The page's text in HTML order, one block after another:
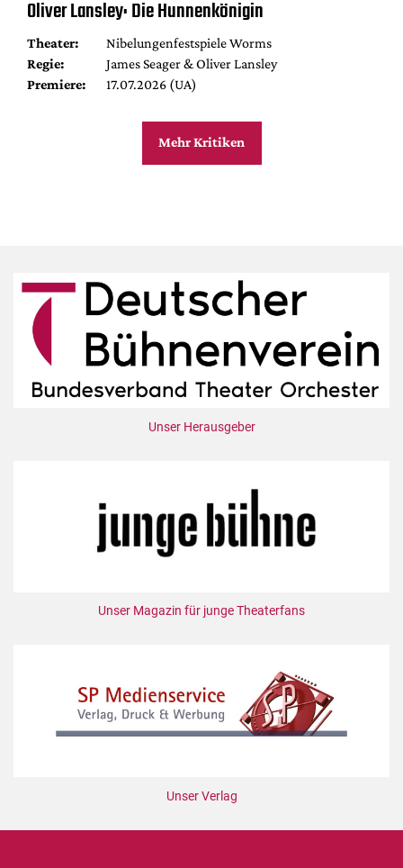
Oliver Lansley: Die Hunnenkönigin
Theater:
Nibelungenfestspiele Worms
Regie:
James Seager & Oliver Lansley
Premiere:
17.07.2026 (UA)
Mehr Kritiken
Unser Herausgeber
Unser Magazin für junge Theaterfans
Unser Verlag